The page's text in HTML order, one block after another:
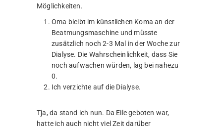
Möglichkeiten.
Oma bleibt im künstlichen Koma an der
Beatmungsmaschine und müsste
zusätzlich noch 2-3 Mal in der Woche zur
Dialyse. Die Wahrscheinlichkeit, dass Sie
noch aufwachen würden, lag bei nahezu
0.
Ich verzichte auf die Dialyse.
Tja, da stand ich nun. Da Eile geboten war,
hatte ich auch nicht viel Zeit darüber